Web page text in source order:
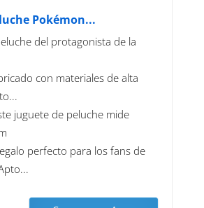
Pokémon...
del protagonista de la
con materiales de alta
juguete de peluche mide
perfecto para los fans de